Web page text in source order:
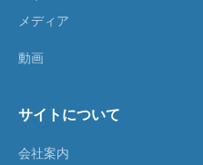
メディア
動画
サイトについて
会社案内